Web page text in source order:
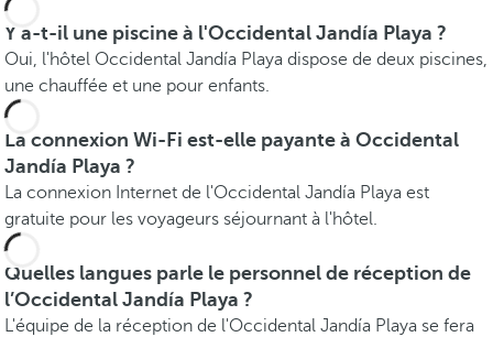
Y a-t-il une piscine à l'Occidental Jandía Playa ?
Oui, l'hôtel Occidental Jandía Playa dispose de deux piscines,
une chauffée et une pour enfants.
La connexion Wi-Fi est-elle payante à Occidental
Jandía Playa ?
La connexion Internet de l'Occidental Jandía Playa est
gratuite pour les voyageurs séjournant à l'hôtel.
Quelles langues parle le personnel de réception de
l’Occidental Jandía Playa ?
L'équipe de la réception de l'Occidental Jandía Playa se fera